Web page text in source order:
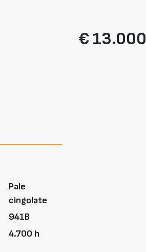
Pale
cingolate
941B
4.700 h
€ 13.000